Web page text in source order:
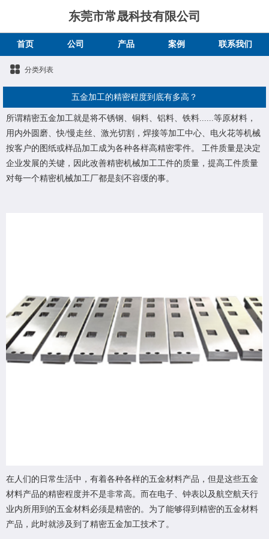
东莞市常晟科技有限公司
首页 公司 产品 案例 联系我们
分类列表
五金加工的精密程度到底有多高？
所谓精密五金加工就是将不锈钢、铜料、铝料、铁料......等原材料，
用内外圆磨、快/慢走丝、激光切割，焊接等加工中心、电火花等机械
按客户的图纸或样品加工成为各种各样高精密零件。 工件质量是决定
企业发展的关键，因此改善精密机械加工工件的质量，提高工件质量
对每一个精密机械加工厂都是刻不容缓的事。
在人们的日常生活中，有着各种各样的五金材料产品，但是这些五金
材料产品的精密程度并不是非常高。而在电子、钟表以及航空航天行
业内所用到的五金材料必须是精密的。为了能够得到精密的五金材料
产品，此时就涉及到了精密五金加工技术了。